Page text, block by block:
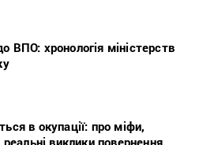
ВПО: хронологія міністерств
в окупації: про міфи,